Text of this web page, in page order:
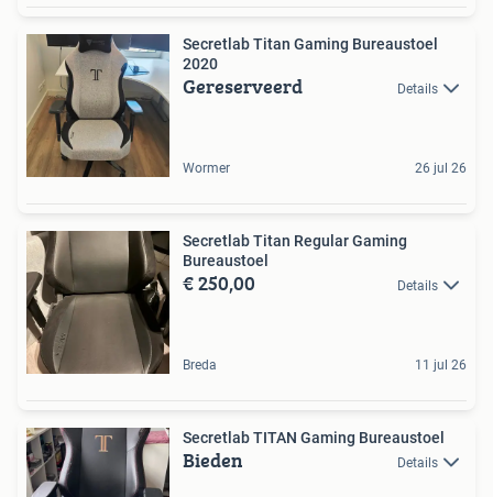
Secretlab Titan Gaming Bureaustoel
2020
Gereserveerd Details
Wormer 26 jul 26
Secretlab Titan Regular Gaming
Bureaustoel
€ 250,00 Details
Breda 11 jul 26
Secretlab TITAN Gaming Bureaustoel
Bieden Details